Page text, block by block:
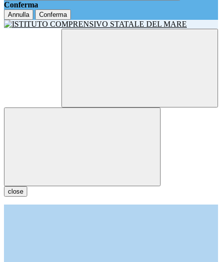
Conferma
Annulla Conferma
close